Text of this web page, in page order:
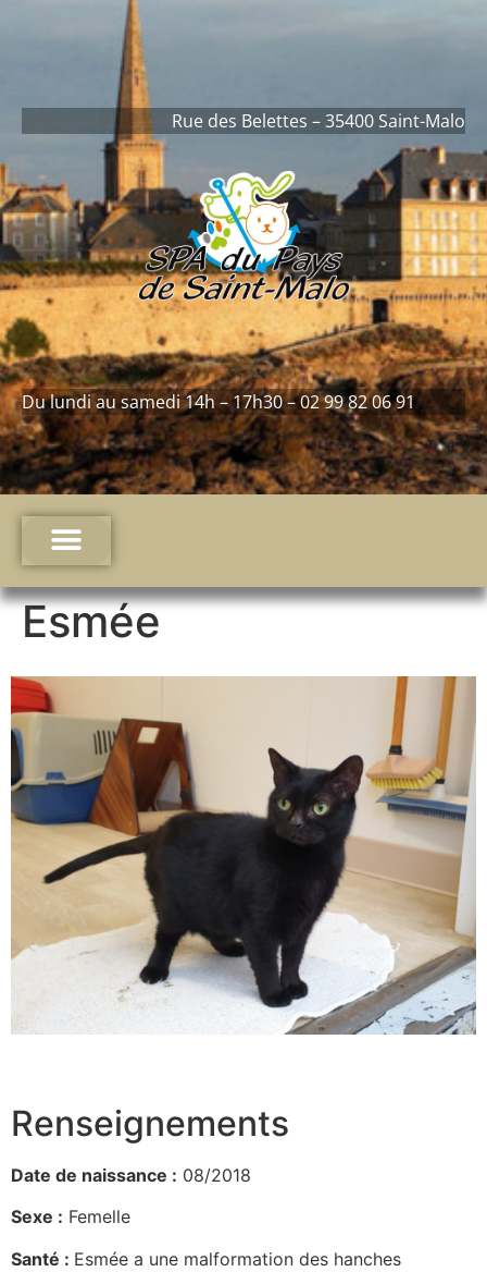
Rue des Belettes – 35400 Saint-Malo
Du lundi au samedi 14h – 17h30 – 02 99 82 06 91
Esmée
Renseignements
Date de naissance : 08/2018
Sexe : Femelle
Santé : Esmée a une malformation des hanches